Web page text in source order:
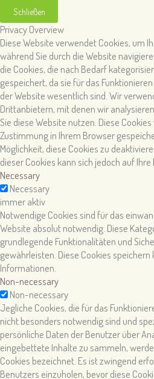
Schließen
Privacy Overview
Diese Website verwendet Cookies, um
während Sie durch die Website
die Cookies, die nach Bedarf
gespeichert, da sie für das
der Website wesentlich sind. Wir
Drittanbietern, mit denen wir
Sie diese Website nutzen. Diese
Zustimmung in Ihrem Browser
Möglichkeit, diese Cookies zu
dieser Cookies kann sich jedoch auf
Necessary
Necessary
immer aktiv
Notwendige Cookies sind für das
Website absolut notwendig. Diese
grundlegende Funktionalitäten und
gewährleisten. Diese Cookies
Informationen.
Non-necessary
Non-necessary
Jegliche Cookies, die für das
nicht besonders notwendig sind und
persönliche Daten der Benutzer über
eingebettete Inhalte zu sammeln,
Cookies bezeichnet. Es ist zwingend
Benutzers einzuholen, bevor diese